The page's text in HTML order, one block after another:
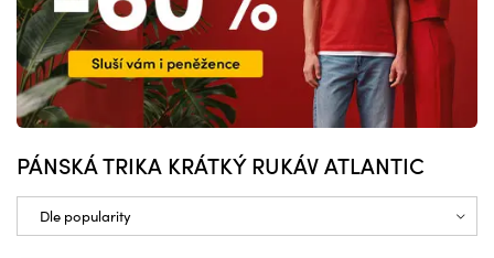
PÁNSKÁ TRIKA KRÁTKÝ RUKÁV ATLANTIC